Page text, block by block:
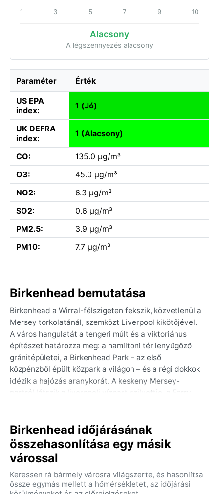
1 3 5 7 9 10
Alacsony
A légszennyezés alacsony
Paraméter Érték
US EPA
index:
1 (Jó)
UK DEFRA
index:
1 (Alacsony)
CO:
135.0 µg/m³
O3:
45.0 µg/m³
NO2:
6.3 µg/m³
SO2:
0.6 µg/m³
PM2.5:
3.9 µg/m³
PM10:
7.7 µg/m³
Birkenhead bemutatása
Birkenhead a Wirral-félszigeten fekszik, közvetlenül a
Mersey torkolatánál, szemközt Liverpool kikötőjével.
A város hangulatát a tengeri múlt és a viktoriánus
építészet határozza meg: a hamiltoni tér lenyűgöző
gránitépületei, a Birkenhead Park – az első
közpénzből épült közpark a világon – és a régi dokkok
idézik a hajózás aranykorát. A keskeny Mersey-
partról látszik a liverpooli vízpart sziluettje, a Ferry
árnyékában említik, sajátos karakterét a tégla- és
kőépületek, a helyi piacok és a tengerparti sétányok
adják.
enyhe, csapadékos, szélsőségektől mentes. A nyarak
hűvösek, a júliusi átlaghőmérséklet 16-18 °C körül
Birkenhead időjárásának
összehasonlítása egy másik
várossal
Keressen rá bármely városra világszerte, és hasonlítsa
össze egymás mellett a hőmérsékletet, az időjárási